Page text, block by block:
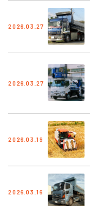
2026.03.27
2026.03.27
2026.03.19
2026.03.16